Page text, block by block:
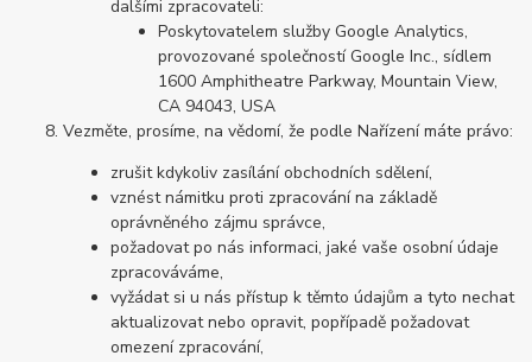
dalšími zpracovateli:
Poskytovatelem služby Google Analytics,
provozované společností Google Inc., sídlem
1600 Amphitheatre Parkway, Mountain View,
CA 94043, USA
Vezměte, prosíme, na vědomí, že podle Nařízení máte právo:
zrušit kdykoliv zasílání obchodních sdělení,
vznést námitku proti zpracování na základě
oprávněného zájmu správce,
požadovat po nás informaci, jaké vaše osobní údaje
zpracováváme,
vyžádat si u nás přístup k těmto údajům a tyto nechat
aktualizovat nebo opravit, popřípadě požadovat
omezení zpracování,